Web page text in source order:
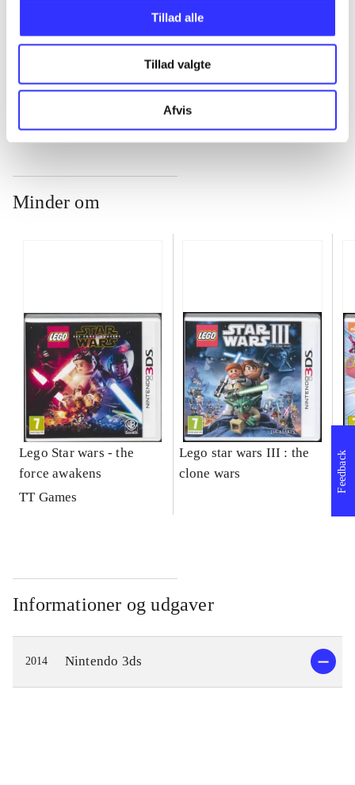
Tillad alle
Tillad valgte
Afvis
...
Minder om
Lego Star wars - the
force awakens
TT Games
Lego star wars III : the
clone wars
Informationer og udgaver
2014 Nintendo 3ds
Feedback